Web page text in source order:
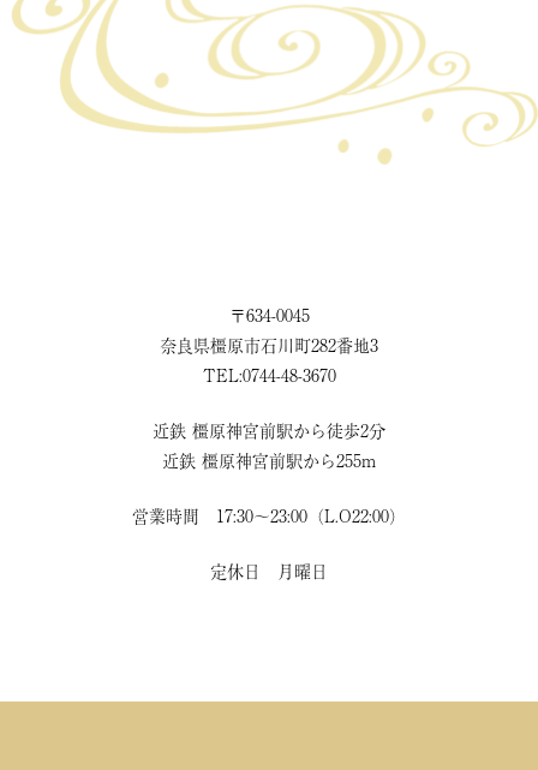
〒634-0045
奈良県橿原市石川町282番地3
TEL:0744-48-3670
近鉄 橿原神宮前駅から徒歩2分
近鉄 橿原神宮前駅から255m
営業時間 17:30〜23:00（L.O22:00）
定休日 月曜日